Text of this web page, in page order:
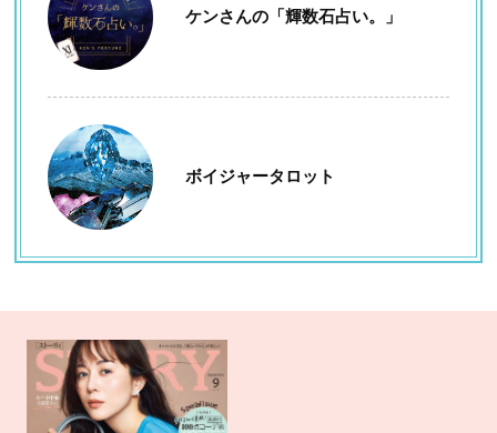
ケンさんの「輝数石占い。」
ボイジャータロット